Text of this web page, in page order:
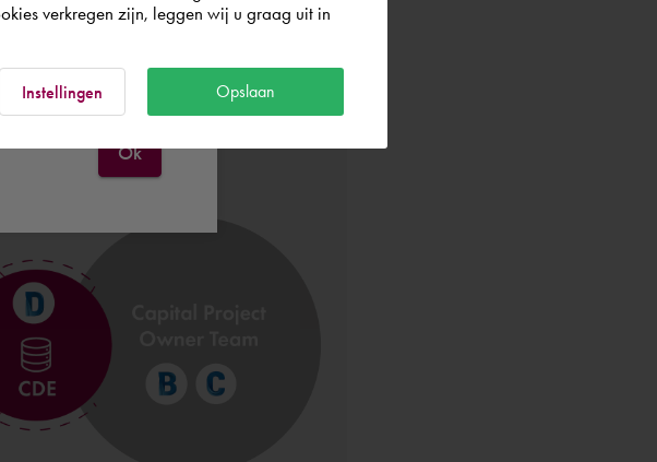
Ok
verkregen zijn, leggen wij u graag uit in
Instellingen Opslaan